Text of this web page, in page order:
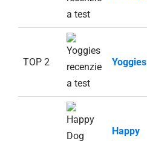
TOP 2 Yoggies
Happy